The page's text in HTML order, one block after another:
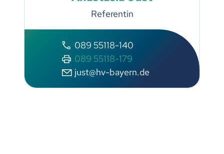
Referentin
089 55118-140
089 55118-179
j st hv-b y rn d